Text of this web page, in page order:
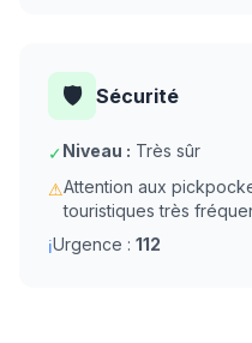
🛡️ Sécurité
✓Niveau : Très sûr
⚠Attention aux
touristiques très
ℹUrgence : 112